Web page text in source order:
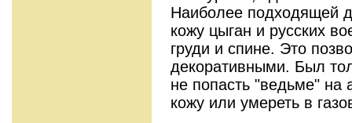
Наиболее подходящей
кожу цыган и русских
груди и спине. Это
декоративными. Был
не попасть "ведьме" на
кожу или умереть в